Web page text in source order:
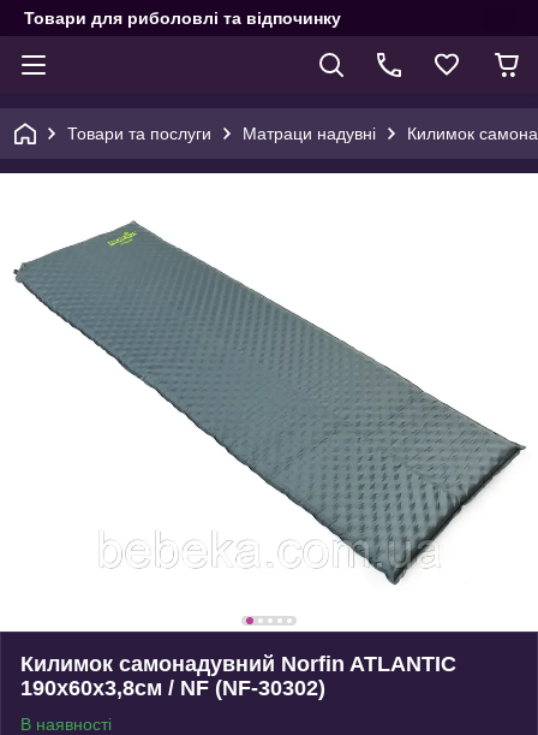
Товари для риболовлі та відпочинку
Товари та послуги Матраци надувні Килимок
Килимок самонадувний Norfin ATLANTIC
190х60х3,8см / NF (NF-30302)
В наявності